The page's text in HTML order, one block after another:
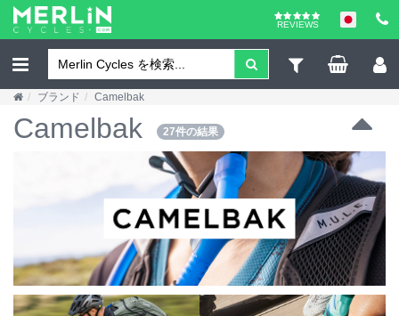
REVIEWS
ブランド Camelbak
Camelbak 27件の結果